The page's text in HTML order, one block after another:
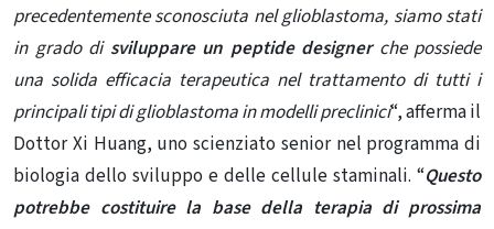
precedentemente sconosciuta nel glioblastoma, siamo stati
in grado disviluppare un peptide designerche possiede
una solida efficacia terapeutica nel trattamento di tutti i
principali tipi di glioblastoma in modelli preclinici“, afferma il
Dottor Xi Huang, uno scienziato senior nel programma di
biologia dello sviluppo e delle cellule staminali. “Questo
potrebbe costituire la base della terapia di prossima